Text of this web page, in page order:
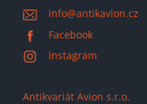
info@antikavion.cz
Facebook
Instagram
Antikvariát Avion s.r.o.